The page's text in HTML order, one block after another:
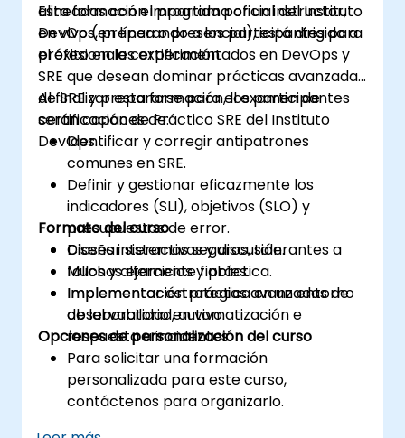
alineadas con el programa oficial del Instituto
DevOps, preparando a los participantes para
el éxito en la certificación.
Esta formación impartida por un instructor,
en vivo (en línea o presencial), está dirigida a
profesionales experimentados en DevOps y
SRE que desean dominar prácticas avanzadas
de SRE y prepararse para el examen de
certificación de Práctico SRE del Instituto
DevOps.
Al finalizar esta formación, los participantes
serán capaces de:
Identificar y corregir antipatrones
comunes en SRE.
Definir y gestionar eficazmente los
indicadores (SLI), objetivos (SLO) y
presupuestos de error.
Diseñar sistemas seguros, tolerantes a
fallos y altamente fiables.
Implementar estrategias avanzadas de
observabilidad, automatización e
respuesta a incidentes.
Formato del curso
Clases interactivas y discusión.
Muchas ejercicios y práctica.
Implementación práctica en un entorno
de laboratorio en vivo.
Opciones de personalización del curso
Para solicitar una formación
personalizada para este curso,
contáctenos para organizarlo.